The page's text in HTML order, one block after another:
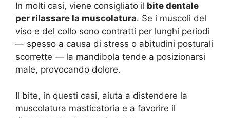
In molti casi, viene consigliato il bite dentale
per rilassare la muscolatura. Se i muscoli del
viso e del collo sono contratti per lunghi periodi
— spesso a causa di stress o abitudini posturali
scorrette — la mandibola tende a posizionarsi
male, provocando dolore.
Il bite, in questi casi, aiuta a distendere la
muscolatura masticatoria e a favorire il